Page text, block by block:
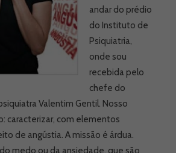
andar do prédio
do Instituto de
Psiquiatria,
onde sou
recebida pelo
chefe do
Valentim Gentil. Nosso
caracterizar, com elementos
de angústia. A missão é árdua.
medo ou da ansiedade, que são